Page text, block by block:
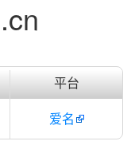
平台
爱名